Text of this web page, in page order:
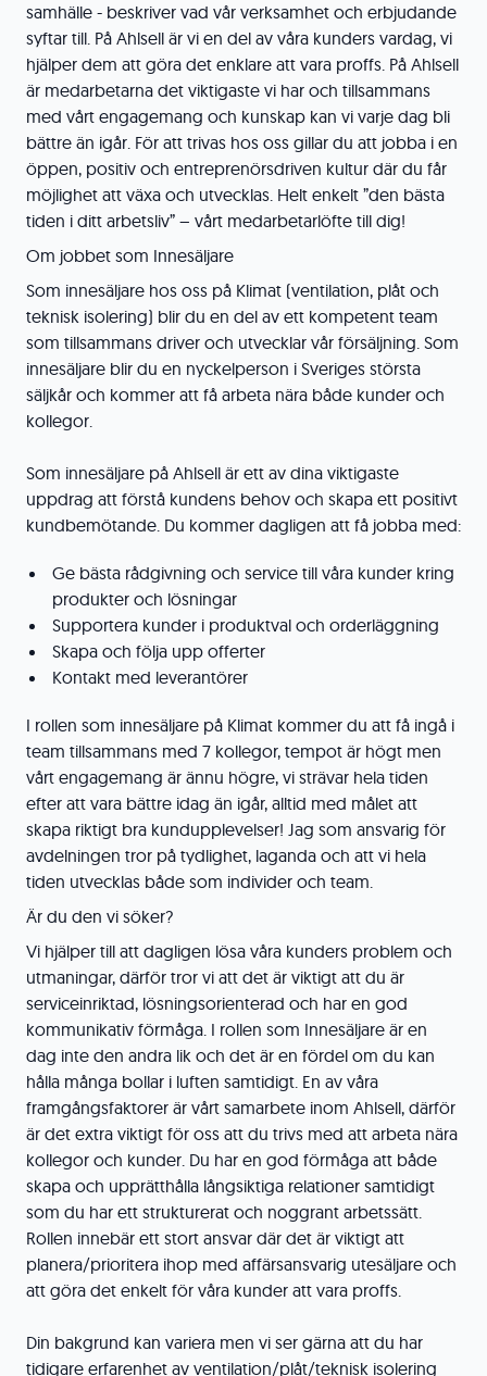
samhälle - beskriver vad vår verksamhet och erbjudande
syftar till. På Ahlsell är vi en del av våra kunders vardag, vi
hjälper dem att göra det enklare att vara proffs. På Ahlsell
är medarbetarna det viktigaste vi har och tillsammans
med vårt engagemang och kunskap kan vi varje dag bli
bättre än igår. För att trivas hos oss gillar du att jobba i en
öppen, positiv och entreprenörsdriven kultur där du får
möjlighet att växa och utvecklas. Helt enkelt ”den bästa
tiden i ditt arbetsliv” – vårt medarbetarlöfte till dig!
Om jobbet som Innesäljare
Som innesäljare hos oss på Klimat (ventilation, plåt och
teknisk isolering) blir du en del av ett kompetent team
som tillsammans driver och utvecklar vår försäljning. Som
innesäljare blir du en nyckelperson i Sveriges största
säljkår och kommer att få arbeta nära både kunder och
kollegor.
Som innesäljare på Ahlsell är ett av dina viktigaste
uppdrag att förstå kundens behov och skapa ett positivt
kundbemötande. Du kommer dagligen att få jobba med:
Ge bästa rådgivning och service till våra kunder kring
produkter och lösningar
Supportera kunder i produktval och orderläggning
Skapa och följa upp offerter
Kontakt med leverantörer
I rollen som innesäljare på Klimat kommer du att få ingå i
team tillsammans med 7 kollegor, tempot är högt men
vårt engagemang är ännu högre, vi strävar hela tiden
efter att vara bättre idag än igår, alltid med målet att
skapa riktigt bra kundupplevelser! Jag som ansvarig för
avdelningen tror på tydlighet, laganda och att vi hela
tiden utvecklas både som individer och team.
Är du den vi söker?
Vi hjälper till att dagligen lösa våra kunders problem och
utmaningar, därför tror vi att det är viktigt att du är
serviceinriktad, lösningsorienterad och har en god
kommunikativ förmåga. I rollen som Innesäljare är en
dag inte den andra lik och det är en fördel om du kan
hålla många bollar i luften samtidigt. En av våra
framgångsfaktorer är vårt samarbete inom Ahlsell, därför
är det extra viktigt för oss att du trivs med att arbeta nära
kollegor och kunder. Du har en god förmåga att både
skapa och upprätthålla långsiktiga relationer samtidigt
som du har ett strukturerat och noggrant arbetssätt.
Rollen innebär ett stort ansvar där det är viktigt att
planera/prioritera ihop med affärsansvarig utesäljare och
att göra det enkelt för våra kunder att vara proffs.
Din bakgrund kan variera men vi ser gärna att du har
tidigare erfarenhet av ventilation/plåt/teknisk isolering